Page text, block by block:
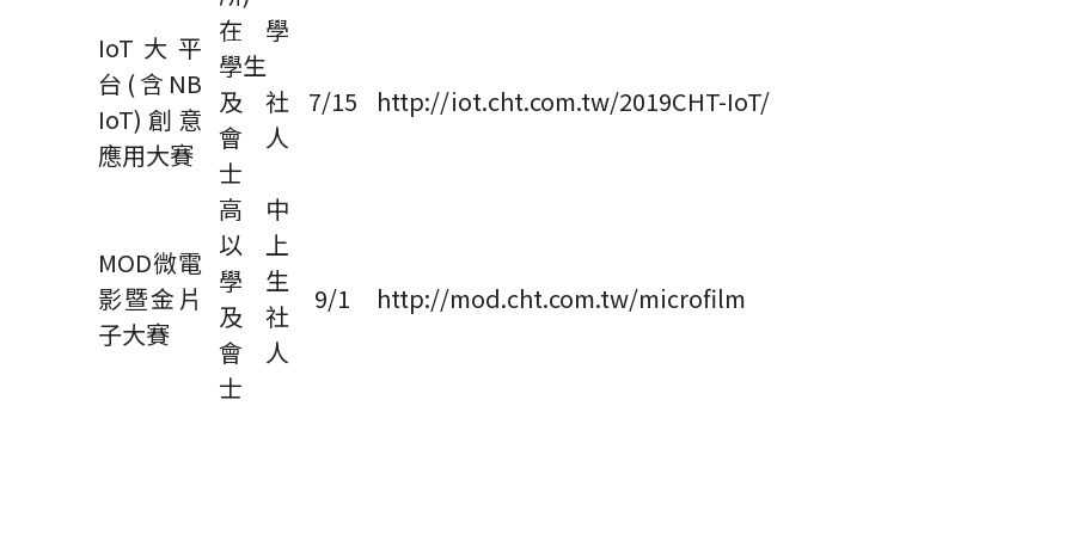
IoT 大平
台 (含 NB
IoT) 創意
應用大賽
在學
學生
及社
會人
士
7/15 http://iot.cht.com.tw/2019CHT-IoT/
MOD微電
影暨金片
子大賽
高中
以上
學生
及社
會人
士
9/1 http://mod.cht.com.tw/microfilm